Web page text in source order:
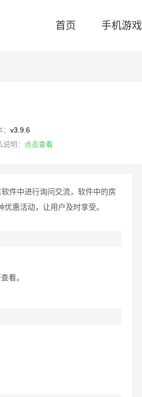
首页 手机游戏
v3.9.6
说明： 点击查看
件中进行询问交流，软件中的房
惠活动，让用户及时享受。
看。